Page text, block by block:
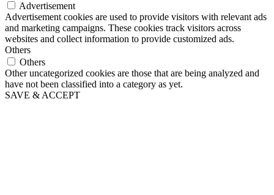
Advertisement
Advertisement cookies are used to provide visitors with relevant ads
and marketing campaigns. These cookies track visitors across
websites and collect information to provide customized ads.
Others
Others
Other uncategorized cookies are those that are being analyzed and
have not been classified into a category as yet.
SAVE & ACCEPT